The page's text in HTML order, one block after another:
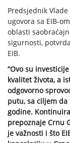
Predsjednik
ugovora sa EIB-
oblasti
sigurnosti,
EIB.
“Ovo su
kvalitet života, a
odgovorno
putu, sa ciljem da
godine.
prepoznaje Crnu
je važnosti i što